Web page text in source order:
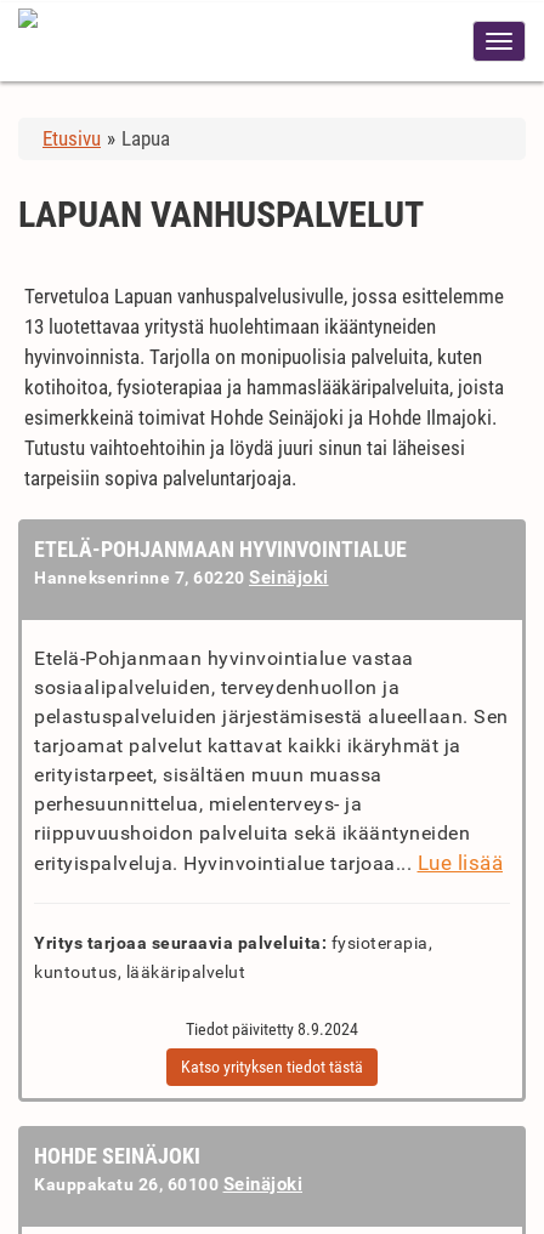
Etusivu » Lapua
LAPUAN VANHUSPALVELUT
Tervetuloa Lapuan vanhuspalvelusivulle, jossa esittelemme
13 luotettavaa yritystä huolehtimaan ikääntyneiden
hyvinvoinnista. Tarjolla on monipuolisia palveluita, kuten
kotihoitoa, fysioterapiaa ja hammaslääkäripalveluita, joista
esimerkkeinä toimivat Hohde Seinäjoki ja Hohde Ilmajoki.
Tutustu vaihtoehtoihin ja löydä juuri sinun tai läheisesi
tarpeisiin sopiva palveluntarjoaja.
ETELÄ-POHJANMAAN HYVINVOINTIALUE
Hanneksenrinne 7, 60220 Seinäjoki
Etelä-Pohjanmaan hyvinvointialue vastaa
sosiaalipalveluiden, terveydenhuollon ja
pelastuspalveluiden järjestämisestä alueellaan. Sen
tarjoamat palvelut kattavat kaikki ikäryhmät ja
erityistarpeet, sisältäen muun muassa
perhesuunnittelua, mielenterveys- ja
riippuvuushoidon palveluita sekä ikääntyneiden
erityispalveluja. Hyvinvointialue tarjoaa... Lue lisää
Yritys tarjoaa seuraavia palveluita: fysioterapia,
kuntoutus, lääkäripalvelut
Tiedot päivitetty 8.9.2024
Katso yrityksen tiedot tästä
HOHDE SEINÄJOKI
Kauppakatu 26, 60100 Seinäjoki